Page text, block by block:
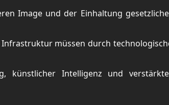
Image und der Einhaltung
müssen durch
künstlicher Intelligenz und